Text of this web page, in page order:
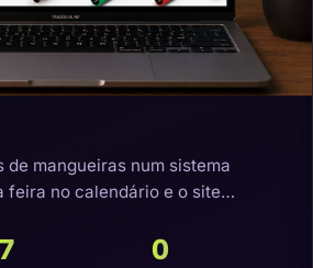
de mangueiras num sistema
feira no calendário e o site
7 0